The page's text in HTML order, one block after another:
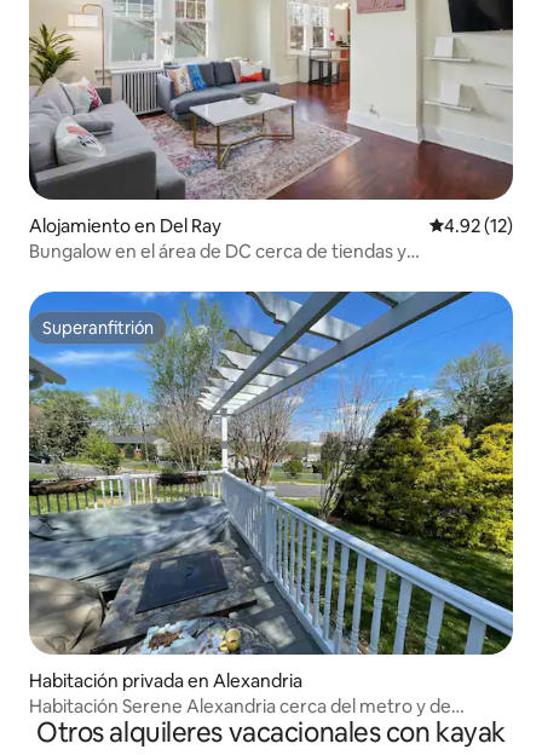
Alojamiento en Del Ray Calificación
4.92 (12)
Bungalow en el área de DC cerca de tiendas y
Superanfitrión
Superanfitrión
Habitación privada en Alexandria
Habitación Serene Alexandria cerca del metro y de
Washington, D.C.: gimnasio y terraza
Otros alquileres vacacionales con kayak